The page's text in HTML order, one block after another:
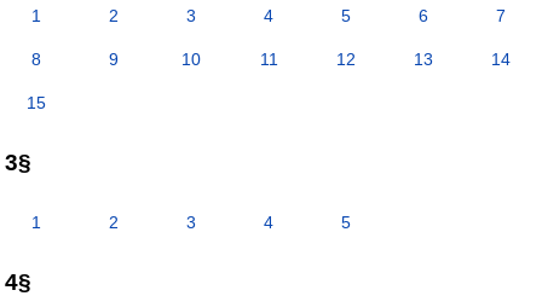
1 2 3 4 5 6 7
8 9 10 11 12 13 14
15
3§
1 2 3 4 5
4§